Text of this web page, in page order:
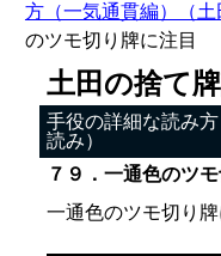
方（一気通貫編）（土
のツモ切り牌に注目
土田の捨て
手役の詳細な読み
読み）
７９．一通色のツ
一通色のツモ切り牌